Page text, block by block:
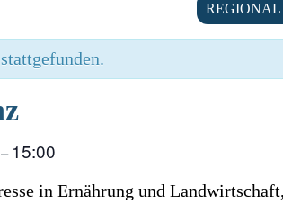
REGIONAL
– 15:00
in Ernährung und